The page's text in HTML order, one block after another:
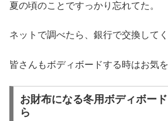
夏の頃のことですっかり忘れてた。
ネットで調べたら、銀行で交換して
皆さんもボディボードする時はお気を
お財布になる冬用ボディボー
ら